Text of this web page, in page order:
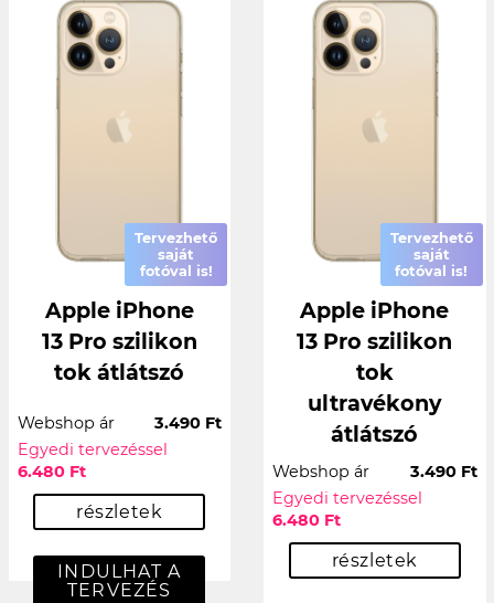
Tervezhető
saját
fotóval is!
Apple iPhone
13 Pro szilikon
tok átlátszó
Webshop ár
3.490 Ft
Egyedi tervezéssel
6.480 Ft
részletek
INDULHAT A
TERVEZÉS
Tervezhető
saját
fotóval is!
Apple iPhone
13 Pro szilikon
tok
ultravékony
átlátszó
Webshop ár
3.490 Ft
Egyedi tervezéssel
6.480 Ft
részletek